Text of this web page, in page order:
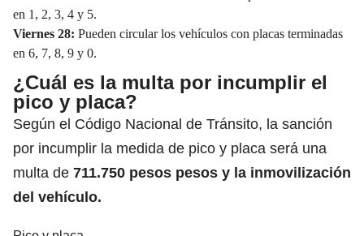
en 1, 2, 3, 4 y 5.
Viernes 28: Pueden circular los vehículos con placas terminadas
en 6, 7, 8, 9 y 0.
¿Cuál es la multa por incumplir el
pico y placa?
Según el Código Nacional de Tránsito, la sanción
por incumplir la medida de pico y placa será una
multa de 711.750 pesos pesos y la inmovilización
del vehículo.